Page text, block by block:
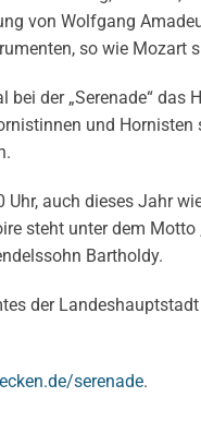
von Wolfgang
so wie Mozart
der „Serenade“
und
auch dieses Jahr
steht unter dem
Bartholdy.
der
serenade.